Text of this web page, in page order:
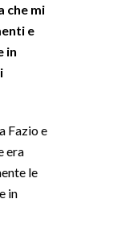
che mi
e
in
Fazio e
era
le
in